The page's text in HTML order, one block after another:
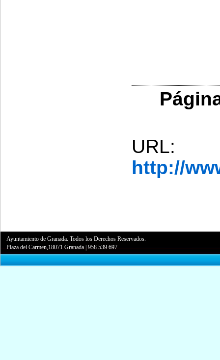
URL:
http://
Ayuntamiento de Granada. Todos los Derechos Reservados.
Plaza del Carmen,18071 Granada |958 539 697